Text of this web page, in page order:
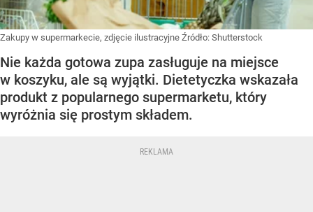
Zakupy w supermarkecie, zdjęcie ilustracyjne Źródło: Shutterstock
Nie każda gotowa zupa zasługuje na miejsce
w koszyku, ale są wyjątki. Dietetyczka wskazała
produkt z popularnego supermarketu, który
wyróżnia się prostym składem.